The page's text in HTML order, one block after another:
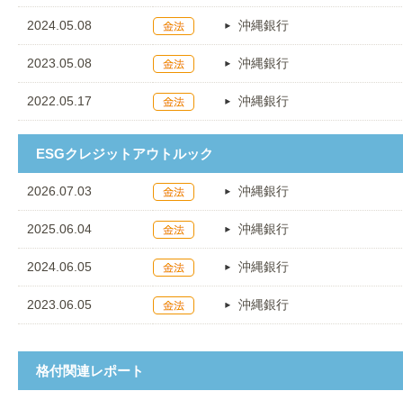
2024.05.08 沖縄銀行
2023.05.08 沖縄銀行
2022.05.17 沖縄銀行
ESGクレジットアウトルック
2026.07.03 沖縄銀行
2025.06.04 沖縄銀行
2024.06.05 沖縄銀行
2023.06.05 沖縄銀行
格付関連レポート